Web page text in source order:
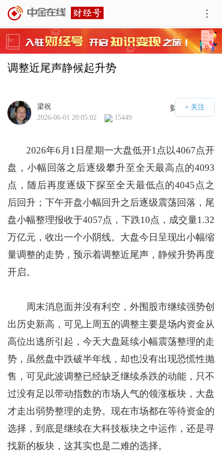
调整近尾声静候起升势
财经号APP
梁祝
2026-06-01 20:05:02
15449
2026年6月1日星期一大盘低开1点以4067点开
盘，小幅回落之后逐级攀升至全天最高点的4093
点，随后再度逐级下探至全天最低点的4045点之
后回升；下午开盘小幅回升之后逐级震荡回落，尾
盘小幅整理报收于4057点，下跌10点，成交量1.32
万亿元，收出一个小阴线。大盘今日呈现出小幅缩
量调整的走势，预示着调整近尾声，静候升势再度
开启。
周末消息面并没有利空，外围股市继续强势创
出历史新高，可见上周五的调整主要是场内资金从
高位出逃所引起，今天大盘延续小幅震荡整理的走
势，虽然盘中跌破半年线，却也没有出现恐慌性抛
售，可见此波调整已经缺乏继续杀跌的动能，只不
过没有足以带动指数的市场人气的领涨板块，大盘
才走出弱势整理的走势。现在市场都在等待资金的
选择，到底是继续在大科技板块之中运作，还是寻
找新的板块，这其实也是二难的选择。